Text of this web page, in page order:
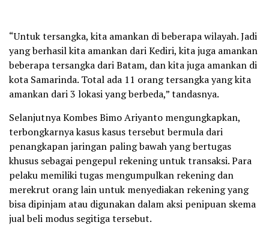
“Untuk tersangka, kita amankan di beberapa wilayah. Jadi
yang berhasil kita amankan dari Kediri, kita juga amankan
beberapa tersangka dari Batam, dan kita juga amankan di
kota Samarinda. Total ada 11 orang tersangka yang kita
amankan dari 3 lokasi yang berbeda,” tandasnya.
Selanjutnya Kombes Bimo Ariyanto mengungkapkan,
terbongkarnya kasus kasus tersebut bermula dari
penangkapan jaringan paling bawah yang bertugas
khusus sebagai pengepul rekening untuk transaksi. Para
pelaku memiliki tugas mengumpulkan rekening dan
merekrut orang lain untuk menyediakan rekening yang
bisa dipinjam atau digunakan dalam aksi penipuan skema
jual beli modus segitiga tersebut.